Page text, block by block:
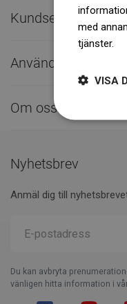
Kundservice
Användbara länkar
Om oss
Nyhetsbrev
Anmäl dig till
Du kan avbryta
vänligen hitta information i
med
tjänster.
VISA